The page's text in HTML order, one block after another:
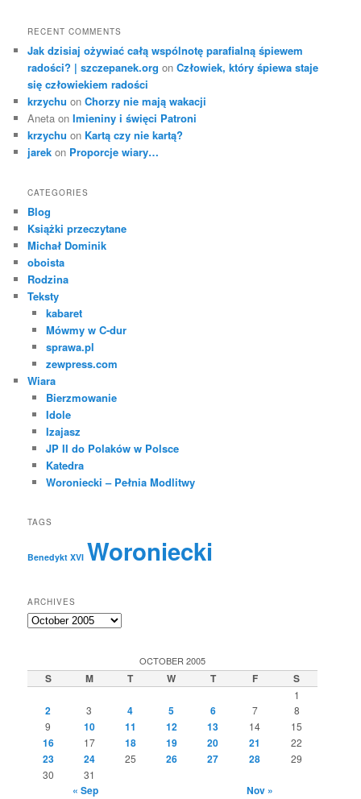
RECENT COMMENTS
Jak dzisiaj ożywiać całą wspólnotę parafialną śpiewem
radości? | szczepanek.org onCzłowiek, który śpiewa staje
się człowiekiem radości
krzychu onChorzy nie mają wakacji
Aneta onImieniny i święci Patroni
krzychu on Kartą czy nie kartą?
jarek on Proporcje wiary…
CATEGORIES
Blog
Książki przeczytane
Michał Dominik
oboista
Rodzina
Teksty
kabaret
Mówmy w C-dur
sprawa.pl
zewpress.com
Wiara
Bierzmowanie
Idole
Izajasz
JP II do Polaków w Polsce
Katedra
Woroniecki – Pełnia Modlitwy
TAGS
Benedykt XVI Woroniecki
ARCHIVES
Archives
OCTOBER 2005
S M T W T F S
1
2 3 4 5 6 7
8
9
10 11 12 13 14 15
16 17 18 19 20 21 22
23 24 25 26 27 28
29
30
31
« Sep Nov »